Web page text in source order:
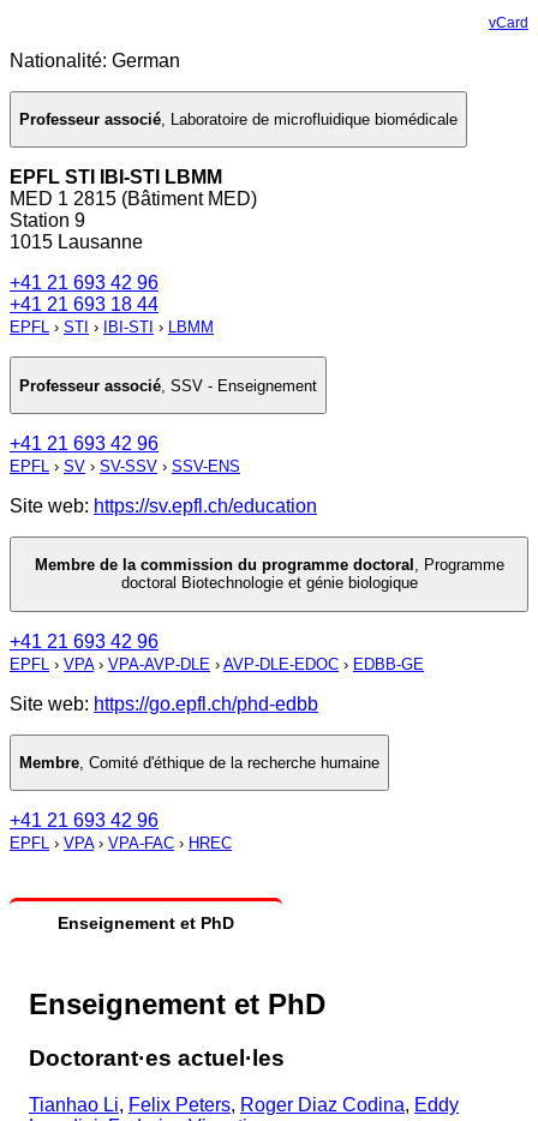
vCard
Nationalité: German
Professeur associé, Laboratoire de microfluidique biomédicale
EPFL STI IBI-STI LBMM
MED 1 2815 (Bâtiment MED)
Station 9
1015 Lausanne
+41 21 693 42 96
+41 21 693 18 44
EPFL › STI › IBI-STI › LBMM
Professeur associé SSV - Enseignement
+41 21 693 42 96
EPFL › SV › SV-SSV › SSV-ENS
Site web: https://sv.epfl.ch/education
Membre de la commission du programme doctoral , Programme
doctoral Biotechnologie et génie biologique
+41 21 693 42 96
EPFL › VPA› VPA-AVP-DLE › AVP-DLE-EDOC › EDBB-GE
Site web: https://go.epfl.ch/phd-edbb
Membre, Comité d'éthique de la recherche humaine
+41 21 693 42 96
EPFL › VPA› VPA-FAC › HREC
Enseignement et PhD
Enseignement et PhD
Doctorant·es actuel·les
Tianhao Li, Felix Peters, Roger Diaz Codina, Eddy